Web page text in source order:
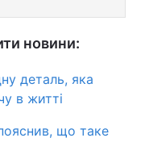
новини:
деталь, яка
в житті
що таке